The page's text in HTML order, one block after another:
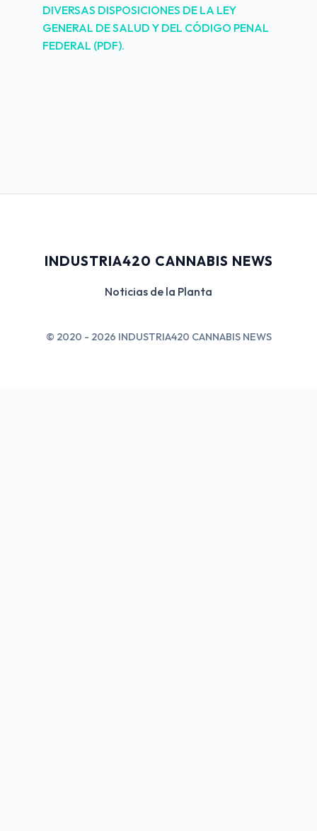
DIVERSAS DISPOSICIONES DE LA LEY
GENERAL DE SALUD Y DEL CÓDIGO PENAL
FEDERAL (PDF).
INDUSTRIA420 CANNABIS NEWS
Noticias de la Planta
© 2020 - 2026 INDUSTRIA420 CANNABIS NEWS